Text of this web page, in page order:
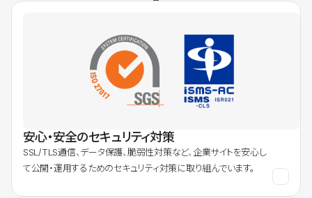
安心・安全のセキュリティ対策
SSL/TLS通信、データ保護、脆弱性対策など、企業サイトを安心し
て公開・運用するためのセキュリティ対策に取り組んでいます。